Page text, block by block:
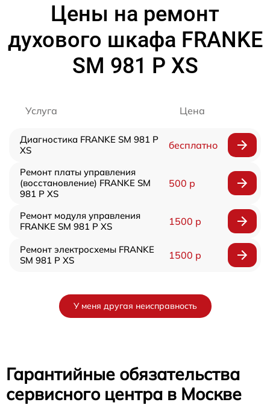
Цены на ремонт
духового шкафа FRANKE
SM 981 P XS
Услуга Цена
Диагностика FRANKE SM 981 P
XS
бесплатно
Ремонт платы управления
(восстановление) FRANKE SM
981 P XS
500 р
Ремонт модуля управления
FRANKE SM 981 P XS
1500 р
Ремонт электросхемы FRANKE
SM 981 P XS
1500 р
У меня другая неисправность
Гарантийные обязательства
сервисного центра в Москве